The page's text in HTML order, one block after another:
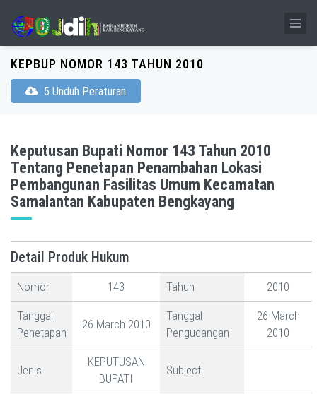
KEPBUP NOMOR 143 TAHUN 2010
5 Unduh Peraturan
Keputusan Bupati Nomor 143 Tahun 2010
Tentang Penetapan Penambahan Lokasi
Pembangunan Fasilitas Umum Kecamatan
Samalantan Kabupaten Bengkayang
Detail Produk Hukum
Nomor 143 Tahun 2010
Tanggal
Penetapan
26 March 2010
Tanggal
Pengudangan
26 March
2010
Jenis
KEPUTUSAN
BUPATI
Subject